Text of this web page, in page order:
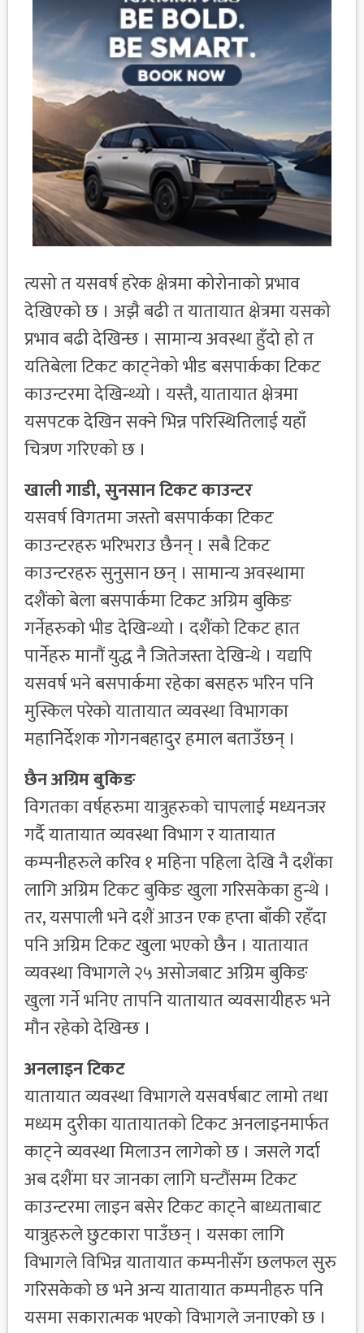
त्यसो त यसवर्ष हरेक क्षेत्रमा कोरोनाको प्रभाव
देखिएको छ । अझै बढी त यातायात क्षेत्रमा यसको
प्रभाव बढी देखिन्छ । सामान्य अवस्था हुँदो हो त
यतिबेला टिकट काट्नेको भीड बसपार्कका टिकट
काउन्टरमा देखिन्थ्यो । यस्तै, यातायात क्षेत्रमा
यसपटक देखिन सक्ने भिन्न परिस्थितिलाई यहाँ
चित्रण गरिएको छ ।
खाली गाडी, सुनसान टिकट काउन्टर
यसवर्ष विगतमा जस्तो बसपार्कका टिकट
काउन्टरहरु भरिभराउ छैनन् । सबै टिकट
काउन्टरहरु सुनुसान छन् । सामान्य अवस्थामा
दशैंको बेला बसपार्कमा टिकट अग्रिम बुकिङ
गर्नेहरुको भीड देखिन्थ्यो । दशैंको टिकट हात
पार्नेहरु मानौं युद्ध नै जितेजस्ता देखिन्थे । यद्यपि
यसवर्ष भने बसपार्कमा रहेका बसहरु भरिन पनि
मुस्किल परेको यातायात व्यवस्था विभागका
महानिर्देशक गोगनबहादुर हमाल बताउँछन् ।
छैन अग्रिम बुकिङ
विगतका वर्षहरुमा यात्रुहरुको चापलाई मध्यनजर
गर्दै यातायात व्यवस्था विभाग र यातायात
कम्पनीहरुले करिव १ महिना पहिला देखि नै दशैंका
लागि अग्रिम टिकट बुकिङ खुला गरिसकेका हुन्थे ।
तर, यसपाली भने दशैं आउन एक हप्ता बाँकी रहँदा
पनि अग्रिम टिकट खुला भएको छैन । यातायात
व्यवस्था विभागले २५ असोजबाट अग्रिम बुकिङ
खुला गर्ने भनिए तापनि यातायात व्यवसायीहरु भने
मौन रहेको देखिन्छ ।
अनलाइन टिकट
यातायात व्यवस्था विभागले यसवर्षबाट लामो तथा
मध्यम दुरीका यातायातको टिकट अनलाइनमार्फत
काट्ने व्यवस्था मिलाउन लागेको छ । जसले गर्दा
अब दशैंमा घर जानका लागि घन्टौंसम्म टिकट
काउन्टरमा लाइन बसेर टिकट काट्ने बाध्यताबाट
यात्रुहरुले छुटकारा पाउँछन् । यसका लागि
विभागले विभिन्न यातायात कम्पनीसँग छलफल सुरु
गरिसकेको छ भने अन्य यातायात कम्पनीहरु पनि
यसमा सकारात्मक भएको विभागले जनाएको छ ।